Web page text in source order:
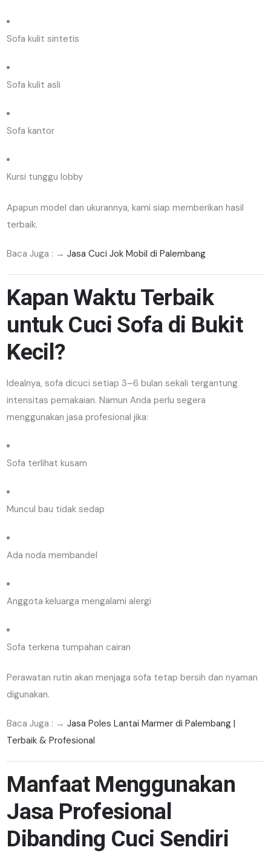
Sofa kulit sintetis
Sofa kulit asli
Sofa kantor
Kursi tunggu lobby
Apapun model dan ukurannya, kami siap memberikan hasil
terbaik.
Baca Juga : →Jasa Cuci Jok Mobil di Palembang
Kapan Waktu Terbaik
untuk Cuci Sofa di Bukit
Kecil?
Idealnya, sofa dicuci setiap 3–6 bulan sekali tergantung
intensitas pemakaian. Namun Anda perlu segera
menggunakan jasa profesional jika:
Sofa terlihat kusam
Muncul bau tidak sedap
Ada noda membandel
Anggota keluarga mengalami alergi
Sofa terkena tumpahan cairan
Perawatan rutin akan menjaga sofa tetap bersih dan nyaman
digunakan.
Baca Juga : →Jasa Poles Lantai Marmer di Palembang |
Terbaik & Profesional
Manfaat Menggunakan
Jasa Profesional
Dibanding Cuci Sendiri